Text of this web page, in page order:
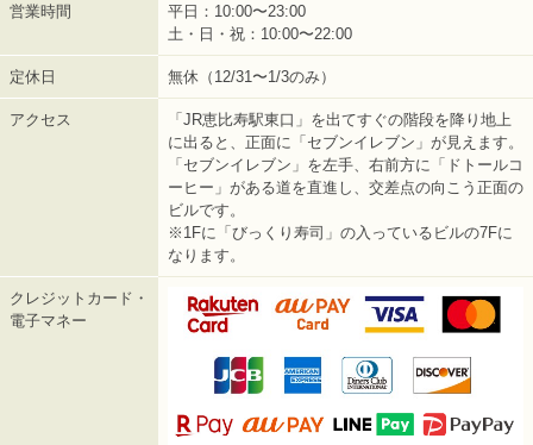
営業時間
平日：10:00〜23:00
土・日・祝：10:00〜22:00
定休日 無休（12/31〜1/3のみ）
アクセス
「JR恵比寿駅東口」を出てすぐの階段を降り地上
に出ると、正面に「セブンイレブン」が見えます。
「セブンイレブン」を左手、右前方に「ドトールコ
ーヒー」がある道を直進し、交差点の向こう正面の
ビルです。
※1Fに「びっくり寿司」の入っているビルの7Fに
なります。
クレジットカード・
電子マネー